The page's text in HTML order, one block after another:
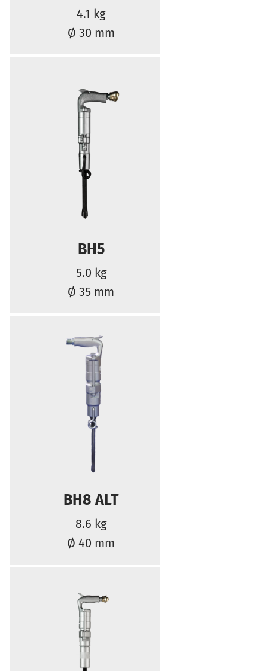
4.1 kg
Ø 30 mm
BH5
5.0 kg
Ø 35 mm
BH8 ALT
8.6 kg
Ø 40 mm